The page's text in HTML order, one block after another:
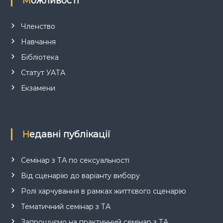
Членство
Навчання
Бібліотека
Статут УАТА
Екзамени
Недавні публікації
Семінар з ТА по сексуальності
Від сценарію до варіанту вибору
Ролі харчування в рамках життєвого сценарію
Тематичний семінар з ТА